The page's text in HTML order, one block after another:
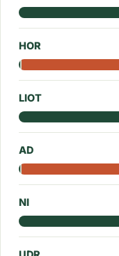
HOR
LIOT
AD
NI